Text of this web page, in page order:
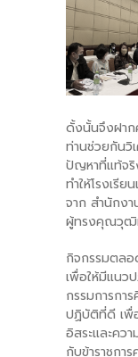
ดั้งนั้นจึงฝา
ท่านช่วยกันวิ
ปัญหาที่แท้จริ
ทำให้โรงเรี
จาก สำนักง
ผู้ทรงคุณวุฒิ
กิจกรรมตล
เพื่อให้มีแนว
กรรมการกา
ปฏิบัติที่ดี เพื่อ
อิสระและคว
กับข้าราชกา